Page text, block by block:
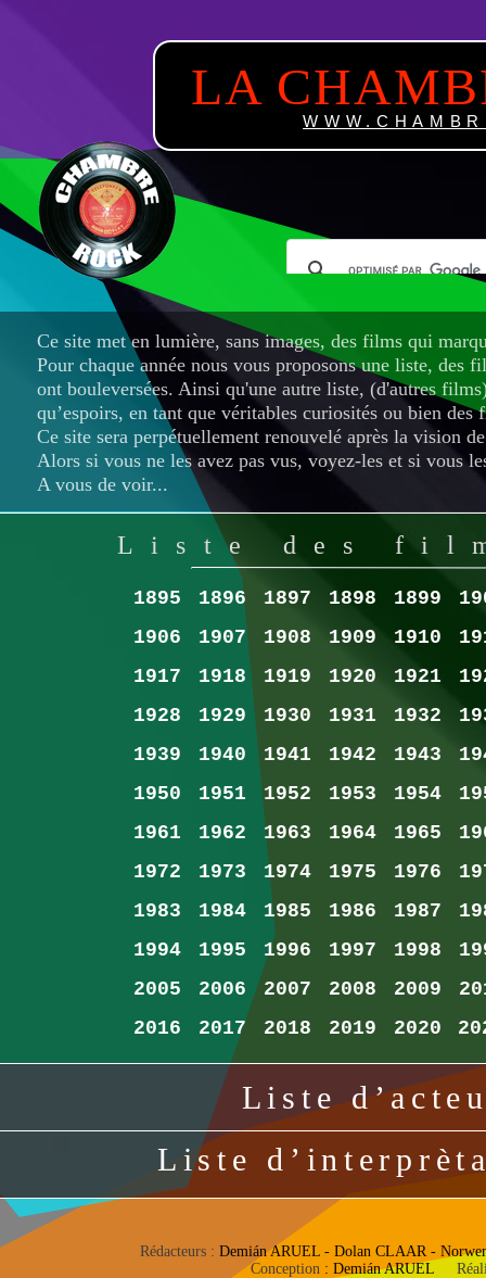
Liste des
1983 1984 1985 1986 1987
1994
1995 1996 1997 1998
2005
2006 2007 2008
1974 1975 1976
1972 1973
1961 1962 1963 1964 1965
1953 1954
1950 1951 1952
1939 1940 1941 1942 1943
1932
1928 1929 1930 1931
1918 1919 1920 1921
1917
1906 1907 1908 1909 1910
2009
Ce site met en lumière, sans images, des films qui
Pour chaque année nous vous proposons une liste, des
ont bouleversées. Ainsi qu'une autre liste, (d'autres
qu’espoirs, en tant que véritables curiosités ou bien des
Ce site sera perpétuellement renouvelé après la vision
Alors si vous ne les avez pas vus, voyez-les et si vous
A vous de voir...
1895 1896 1897 1898 1899
Rédacteurs : Demián ARUEL - Dolan CLAAR -
Conception: Demián ARUEL
2016 2017 2018 2019 2020
Liste
Liste
LA